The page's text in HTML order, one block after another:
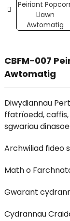
CBFM-007
Awtomatig
Diwydiannau
ffatrïoedd,
sgwariau
Archwiliad fideo
Math o
Gwarant
Cydrannau